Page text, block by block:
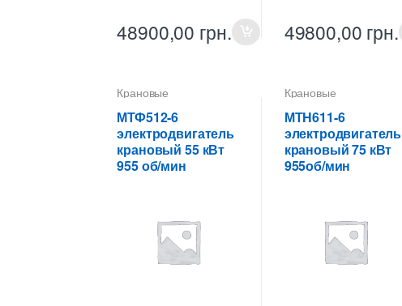
48900,00 грн. 49800,00 грн.
Крановые
электродвигатели
МТФ512-6
электродвигатель
крановый 55 кВт
955 об/мин
Крановые
электродвигатели
МТH611-6
электродвигатель
крановый 75 кВт
955об/мин